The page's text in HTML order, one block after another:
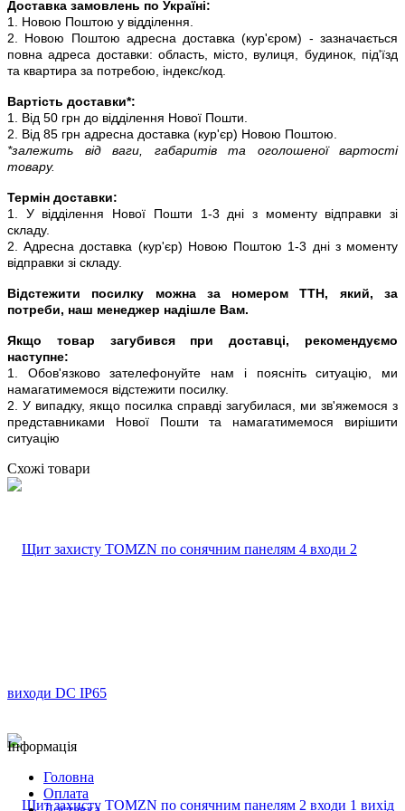
Доставка замовлень по Україні:
1. Новою Поштою у відділення.
2. Новою Поштою адресна доставка (кур'єром) - зазначається
повна адреса доставки: область, місто, вулиця, будинок, під'їзд
та квартира за потребою, індекс/код.
Вартість доставки*:
1. Від 50 грн до відділення Нової Пошти.
2. Від 85 грн адресна доставка (кур'єр) Новою Поштою.
*залежить від ваги, габаритів та оголошеної вартості
товару.
Термін доставки:
1. У відділення Нової Пошти 1-3 дні з моменту відправки зі
складу.
2. Адресна доставка (кур'єр) Новою Поштою 1-3 дні з моменту
відправки зі складу.
Відстежити посилку можна за номером ТТН, який, за
потреби, наш менеджер надішле Вам.
Якщо товар загубився при доставці, рекомендуємо
наступне:
1. Обов'язково зателефонуйте нам і поясніть ситуацію, ми
намагатимемося відстежити посилку.
2. У випадку, якщо посилка справді загубилася, ми зв'яжемося з
представниками Нової Пошти та намагатимемося вирішити
ситуацію
Схожі товари
Інформація
Головна
Оплата